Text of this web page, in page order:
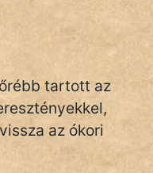
tartott az
az ókori